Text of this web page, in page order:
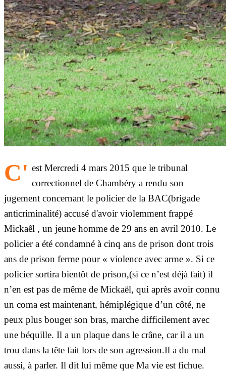
C' est Mercredi 4 mars 2015 que le tribunal
correctionnel de Chambéry a rendu son
jugement concernant le policier de la BAC(brigade
anticriminalité) accusé d'avoir violemment frappé
Mickaêl , un jeune homme de 29 ans en avril 2010. Le
policier a été condamné à cinq ans de prison dont trois
ans de prison ferme pour « violence avec arme ». Si ce
policier sortira bientôt de prison,(si ce n’est déjà fait) il
n’en est pas de même de Mickaël, qui après avoir connu
un coma est maintenant, hémiplégique d’un côté, ne
peux plus bouger son bras, marche difficilement avec
une béquille. Il a un plaque dans le crâne, car il a un
trou dans la tête fait lors de son agression.Il a du mal
aussi, à parler. Il dit lui même que Ma vie est fichue.